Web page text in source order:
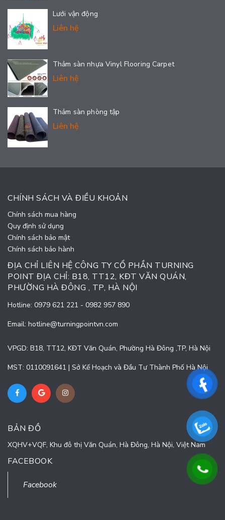
Lưới vận động
Liên hệ
Thảm sàn nhựa Vinyl Flooring Carpet
Liên hệ
Thảm sàn phòng tập
Liên hệ
CHÍNH SÁCH VÀ ĐIỀU KHOẢN
Chính sách mua hàng
Quy định sử dụng
Chính sách bảo mật
Chính sách bảo hành
ĐỊA CHỈ LIÊN HỆ CÔNG TY CỔ PHẦN TURNING
POINT ĐỊA CHỈ: B18, TT12, KĐT VĂN QUÁN,
PHƯỜNG HÀ ĐÔNG , TP, HÀ NỘI
Hotline: 0979 621 221 - 0982 957 890
Email: hotline@turningpointvn.com
VPGD: B18, TT12, KĐT Văn Quán, Phường Hà Đông ,TP, Hà Nội
MST: 0110091641 | Sở Kế Hoạch và Đầu Tư Thành Phố Hà Nội
BẢN ĐỒ
XQHV+VQF, Khu đô thị Văn Quán, Hà Đông, Hà Nội, Việt Nam
FACEBOOK
Facebook